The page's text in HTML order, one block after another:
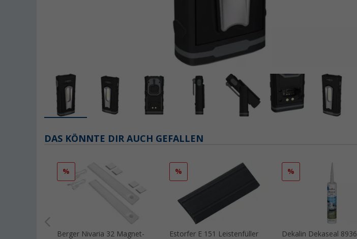
DAS KÖNNTE DIR AUCH GEFALLEN
%
Berger Nivaria 32 Magnet-
%
Estorfer E 151 Leistenfüller
%
Dekalin Dekaseal 8936